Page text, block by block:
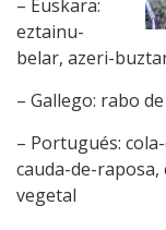
– Euskara:
eztainu-
belar, azeri-
– Gallego: rabo
– Portugués:
cauda-de-raposa,
vegetal